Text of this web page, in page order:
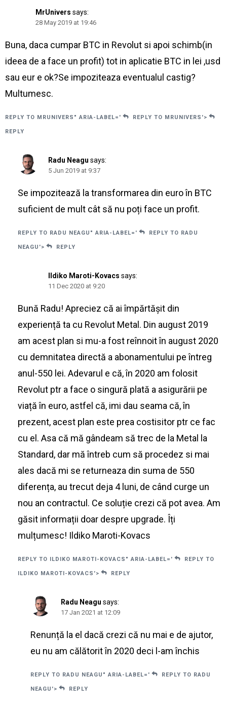
MrUnivers says:
28 May 2019 at 19:46
Buna, daca cumpar BTC in Revolut si apoi schimb(in
ideea de a face un profit) tot in aplicatie BTC in lei ,usd
sau eur e ok?Se impoziteaza eventualul castig?
Multumesc.
REPLY TO MRUNIVERS" ARIA-LABEL=' REPLY TO MRUNIVERS'>
REPLY
Radu Neagu says:
5 Jun 2019 at 9:37
Se impozitează la transformarea din euro în BTC
suficient de mult cât să nu poți face un profit.
REPLY TO RADU NEAGU" ARIA-LABEL=' REPLY TO RADU
NEAGU'> REPLY
Ildiko Maroti-Kovacs says:
11 Dec 2020 at 9:20
Bună Radu! Apreciez că ai împărtășit din
experiență ta cu Revolut Metal. Din august 2019
am acest plan si mu-a fost reînnoit în august 2020
cu demnitatea directă a abonamentului pe întreg
anul-550 lei. Adevarul e că, în 2020 am folosit
Revolut ptr a face o singură plată a asigurării pe
viață în euro, astfel că, imi dau seama că, în
prezent, acest plan este prea costisitor ptr ce fac
cu el. Asa că mă gândeam să trec de la Metal la
Standard, dar mă întreb cum să procedez si mai
ales dacă mi se returneaza din suma de 550
diferența, au trecut deja 4 luni, de când curge un
nou an contractul. Ce soluție crezi că pot avea. Am
găsit informații doar despre upgrade. Îți
mulțumesc! Ildiko Maroti-Kovacs
REPLY TO ILDIKO MAROTI-KOVACS" ARIA-LABEL=' REPLY TO
ILDIKO MAROTI-KOVACS'> REPLY
Radu Neagu says:
17 Jan 2021 at 12:09
Renunță la el dacă crezi că nu mai e de ajutor,
eu nu am călătorit în 2020 deci l-am închis
REPLY TO RADU NEAGU" ARIA-LABEL=' REPLY TO RADU
NEAGU'> REPLY